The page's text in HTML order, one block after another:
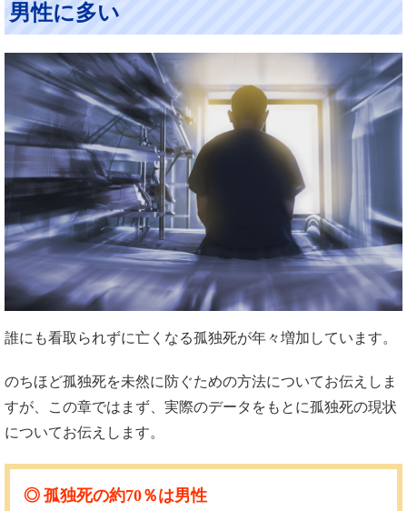
男性に多い
誰にも看取られずに亡くなる孤独死が年々増加しています。
のちほど孤独死を未然に防ぐための方法についてお伝えしま
すが、この章ではまず、実際のデータをもとに孤独死の現状
についてお伝えします。
孤独死の約70％は男性